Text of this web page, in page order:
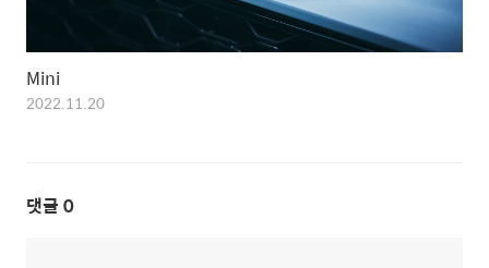
Mini
2022.11.20
댓글 0